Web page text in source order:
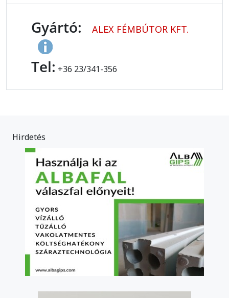
Gyártó: ALEX FÉMBÚTOR KFT.
Tel: +36 23/341-356
Hirdetés